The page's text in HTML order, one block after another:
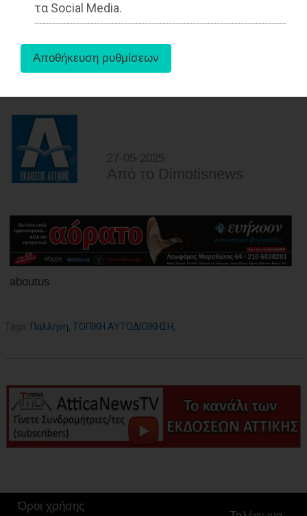
τα Social Media.
Δήμος Παλλήνης: Αναβαθμισμένα και
σχολική χρονιά
27-05-2025
Από τo Dimotisnews
aboutus
Tags: Παλλήνη, ΤΟΠΙΚΗ ΑΥΤΟΔΙΟΙΚΗΣΗ,
Όροι χρήσης